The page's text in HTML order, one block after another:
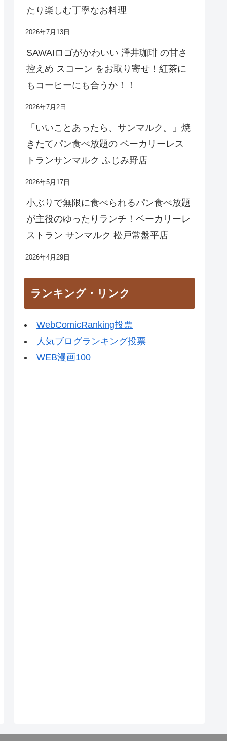
たり楽しむ丁寧なお料理
2026年7月13日
SAWAIロゴがかわいい 澤井珈琲 の甘さ
控えめ スコーン をお取り寄せ！紅茶に
もコーヒーにも合うか！！
2026年7月2日
「いいことあったら、サンマルク。」焼
きたてパン食べ放題の ベーカリーレス
トランサンマルク ふじみ野店
2026年5月17日
小ぶりで無限に食べられるパン食べ放題
が主役のゆったりランチ！ベーカリーレ
ストラン サンマルク 松戸常盤平店
2026年4月29日
ランキング・リンク
WebComicRanking投票
人気ブログランキング投票
WEB漫画100